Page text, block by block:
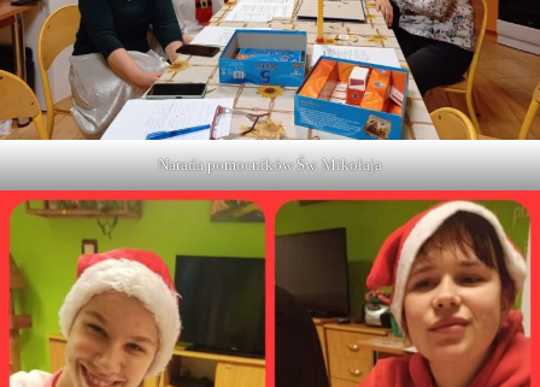
Narada pomocników Św. Mikołaja